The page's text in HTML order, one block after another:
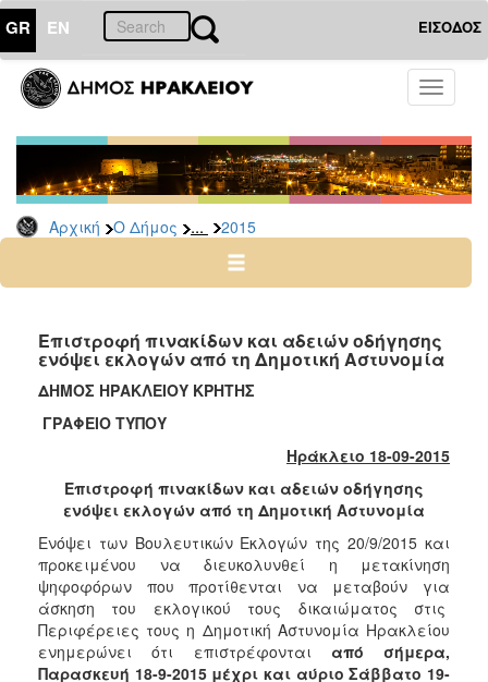
GR EN ΕΙΣΟΔΟΣ
Toggle
Αρχική Ο Δήμος ... 2015
ΔΗΜΟΣ
Δελτία
Τύπου
Αρχείο
2026
2024
2022
2021
2020
2018
2017
2016
2015
2013
2012
Επιστροφή πινακίδων και αδειών οδήγησης
ενόψει εκλογών από τη Δημοτική Αστυνομία
ΔΗΜΟΣ ΗΡΑΚΛΕΙΟΥ ΚΡΗΤΗΣ
ΓΡΑΦΕΙΟ ΤΥΠΟΥ
Ηράκλειο 18-09-2015
Επιστροφή πινακίδων και αδειών οδήγησης
ενόψει εκλογών από τη Δημοτική Αστυνομία
Ενόψει των Βουλευτικών Εκλογών της 20/9/2015 και
προκειμένου να διευκολυνθεί η μετακίνηση
ψηφοφόρων που προτίθενται να μεταβούν για
άσκηση του εκλογικού τους δικαιώματος στις
Περιφέρειες τους η Δημοτική Αστυνομία Ηρακλείου
ενημερώνει ότι επιστρέφονται από σήμερα,
Παρασκευή 18-9-2015 μέχρι και αύριο Σάββατο 19-